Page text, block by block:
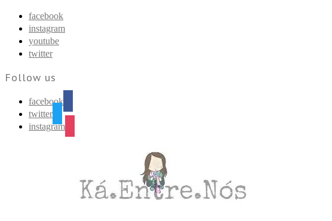
facebook
instagram
youtube
twitter
Follow us
facebook
twitter
instagram